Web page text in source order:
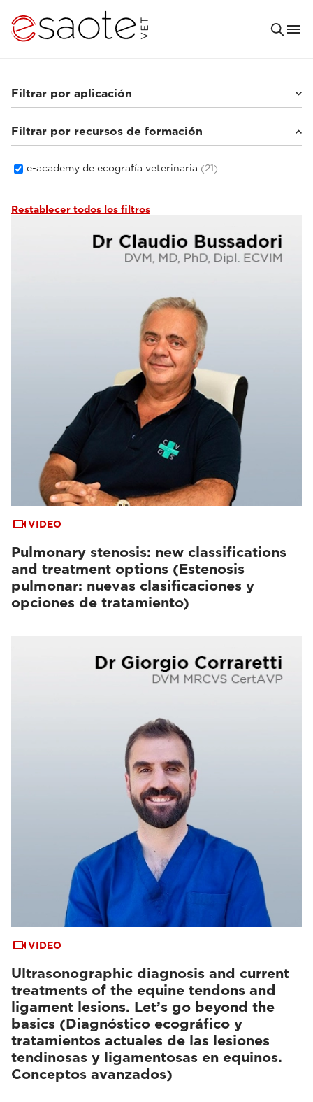
Filtrar por aplicación
Animales pequeños (20)
Equinos(1)
Filtrar por recursos de formación
e-academy de ecografía veterinaria (21)
Restablecer todos los filtros
VIDEO
Pulmonary stenosis: new classifications
and treatment options (Estenosis
pulmonar: nuevas clasificaciones y
opciones de tratamiento)
VIDEO
Ultrasonographic diagnosis and current
treatments of the equine tendons and
ligament lesions. Let’s go beyond the
basics (Diagnóstico ecográfico y
tratamientos actuales de las lesiones
tendinosas y ligamentosas en equinos.
Conceptos avanzados)